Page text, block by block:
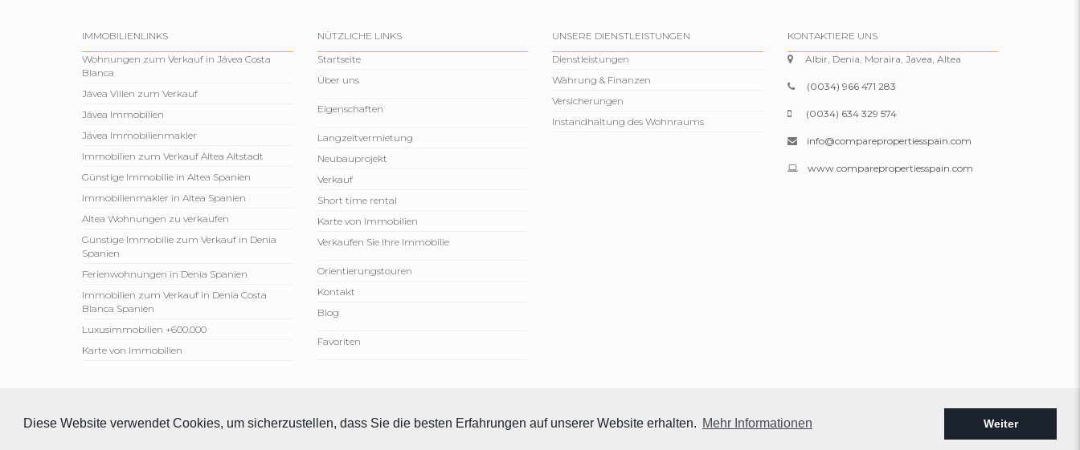
Diese Website verwendet Cookies, um sicherzustellen, dass Sie die besten Erfahrungen auf unserer Website erhalten. Mehr Informationen Weiter
IMMOBILIENLINKS
Wohnungen zum Verkauf in Jávea Costa
Blanca
Jávea Villen zum Verkauf
Jávea Immobilien
Jávea Immobilienmakler
Immobilien zum Verkauf Altea Altstadt
Günstige Immobilie in Altea Spanien
Immobilienmakler in Altea Spanien
Altea Wohnungen zu verkaufen
Günstige Immobilie zum Verkauf in Denia
Spanien
Ferienwohnungen in Denia Spanien
Immobilien zum Verkauf in Denia Costa
Blanca Spanien
Luxusimmobilien +600.000
Karte von Immobilien
NÜTZLICHE LINKS
Startseite
Über uns
Eigenschaften
Langzeitvermietung
Neubauprojekt
Verkauf
Short time rental
Karte von Immobilien
Verkaufen Sie Ihre Immobilie
Orientierungstouren
Kontakt
Blog
Favoriten
UNSERE DIENSTLEISTUNGEN
Dienstleistungen
Währung & Finanzen
Versicherungen
Instandhaltung des Wohnraums
KONTAKTIERE UNS
Albir, Denia, Moraira, Javea, Altea
(0034) 966 471 283
(0034) 634 329 574
info@comparepropertiesspain.com
www.comparepropertiesspain.com
Impressum|Datenschutz